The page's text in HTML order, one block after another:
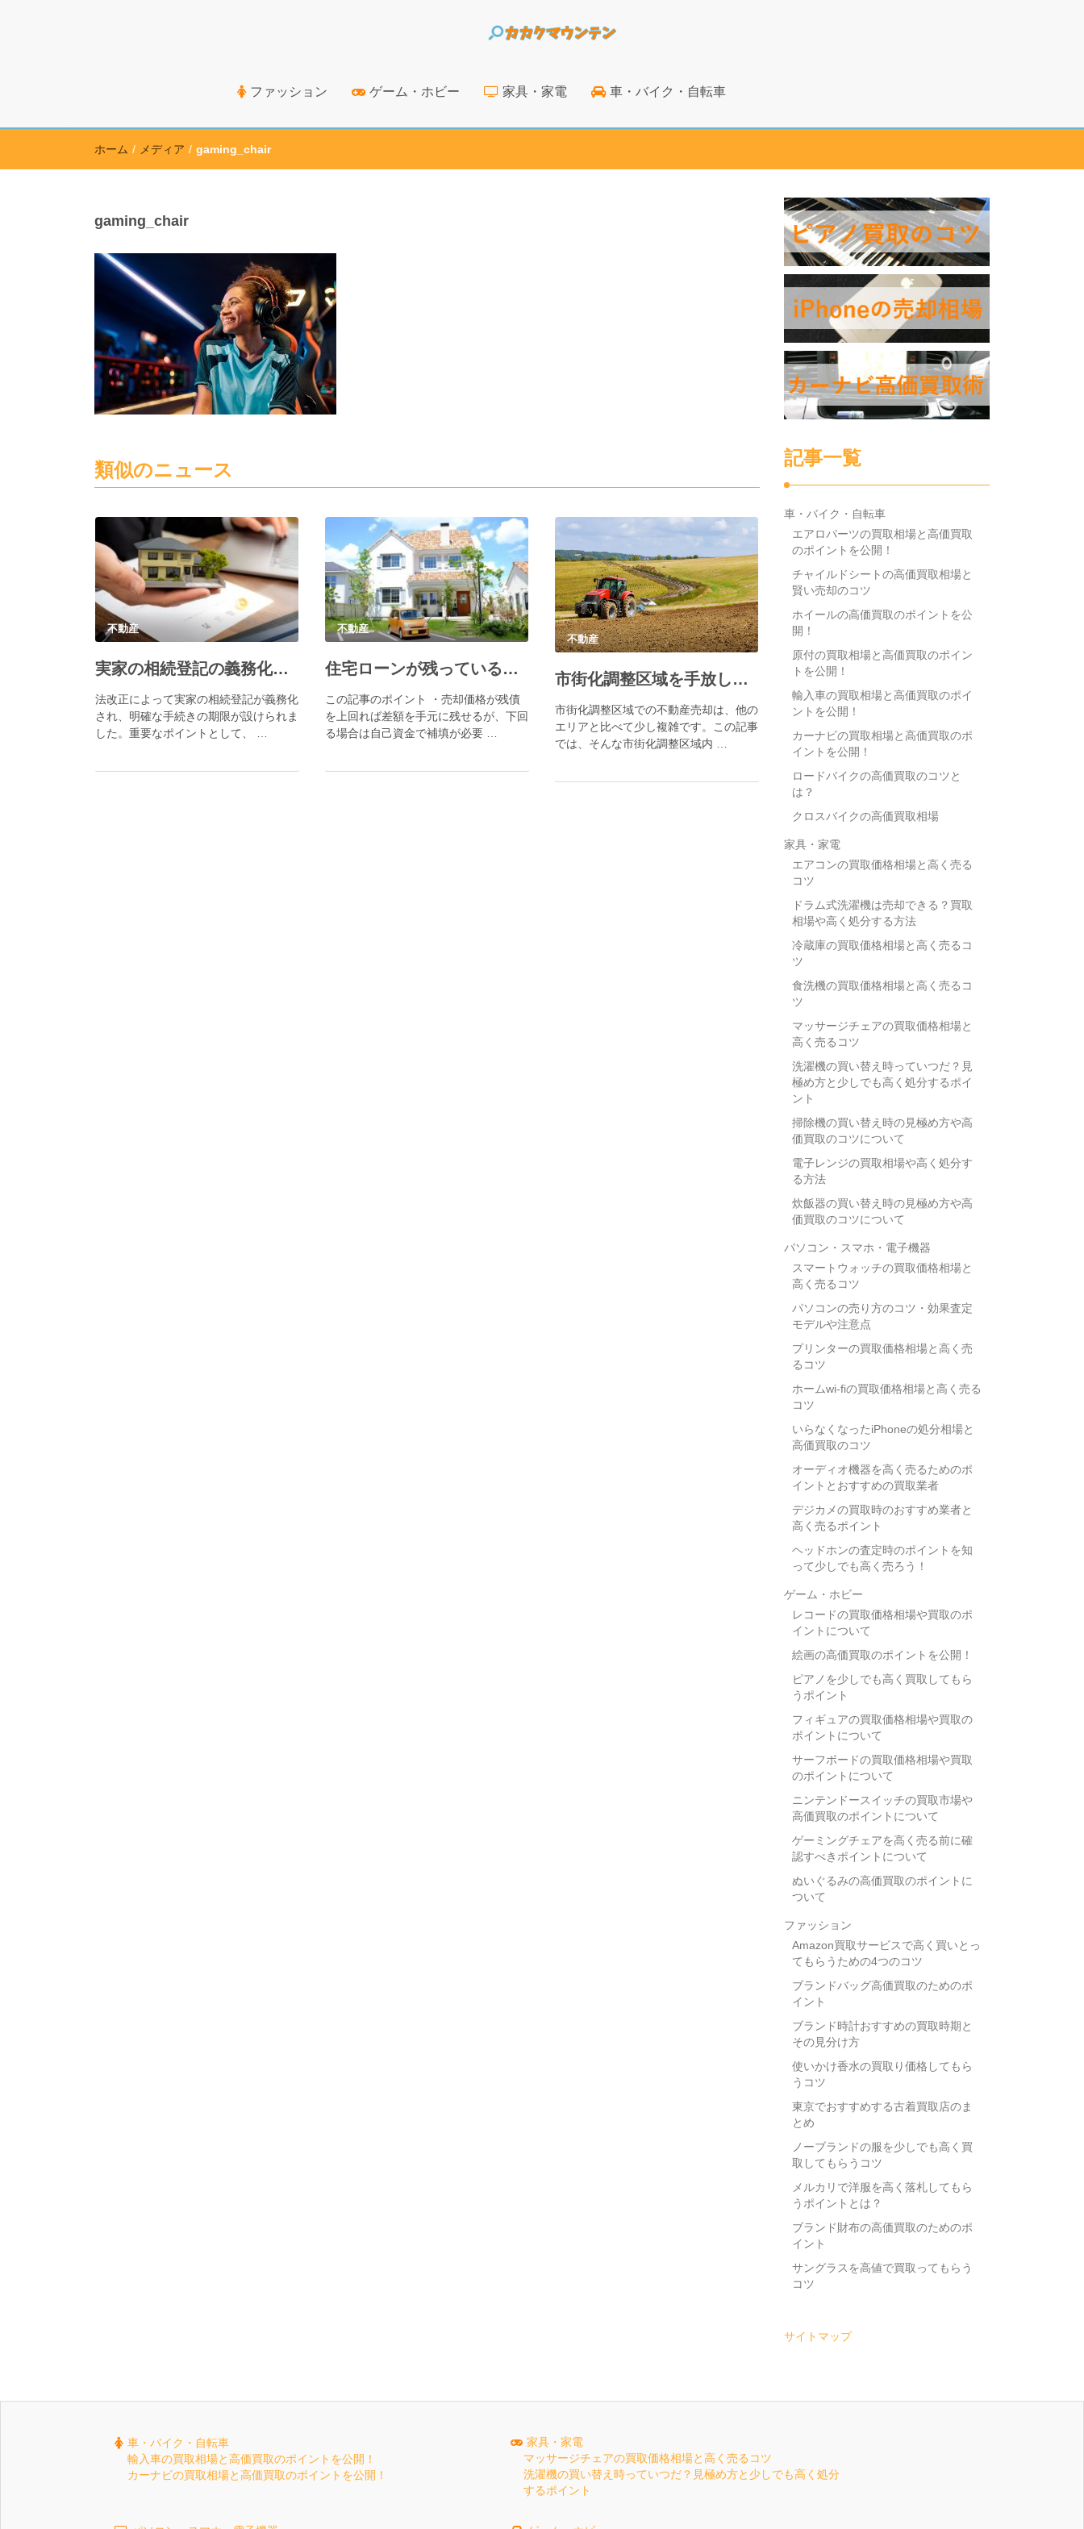
ファッション ゲーム・ホビー 家具・家電 車・バイク・自転車
ホーム / メディア / gaming_chair
gaming_chair
類似のニュース
不動産
実家の相続登記の義務化で必要な手続きとポイント
法改正によって実家の相続登記が義務化
され、明確な手続きの期限が設けられま
した。重要なポイントとして、 …
不動産
住宅ローンが残っている不動産を売却する方法
この記事のポイント ・売却価格が残債
を上回れば差額を手元に残せるが、下回
る場合は自己資金で補填が必要 …
不動産
市街化調整区域を手放したい
市街化調整区域での不動産売却は、他の
エリアと比べて少し複雑です。この記事
では、そんな市街化調整区域内 …
記事一覧
車・バイク・自転車
エアロパーツの買取相場と高価買取
のポイントを公開！
チャイルドシートの高価買取相場と
賢い売却のコツ
ホイールの高価買取のポイントを公
開！
原付の買取相場と高価買取のポイン
トを公開！
輸入車の買取相場と高価買取のポイ
ントを公開！
カーナビの買取相場と高価買取のポ
イントを公開！
ロードバイクの高価買取のコツと
は？
クロスバイクの高価買取相場
家具・家電
エアコンの買取価格相場と高く売る
コツ
ドラム式洗濯機は売却できる？買取
相場や高く処分する方法
冷蔵庫の買取価格相場と高く売るコ
ツ
食洗機の買取価格相場と高く売るコ
ツ
マッサージチェアの買取価格相場と
高く売るコツ
洗濯機の買い替え時っていつだ？見
極め方と少しでも高く処分するポイ
ント
掃除機の買い替え時の見極め方や高
価買取のコツについて
電子レンジの買取相場や高く処分す
る方法
炊飯器の買い替え時の見極め方や高
価買取のコツについて
パソコン・スマホ・電子機器
スマートウォッチの買取価格相場と
高く売るコツ
パソコンの売り方のコツ・効果査定
モデルや注意点
プリンターの買取価格相場と高く売
るコツ
ホームwi-fiの買取価格相場と高く売る
コツ
いらなくなったiPhoneの処分相場と
高価買取のコツ
オーディオ機器を高く売るためのポ
イントとおすすめの買取業者
デジカメの買取時のおすすめ業者と
高く売るポイント
ヘッドホンの査定時のポイントを知
って少しでも高く売ろう！
ゲーム・ホビー
レコードの買取価格相場や買取のポ
イントについて
絵画の高価買取のポイントを公開！
ピアノを少しでも高く買取してもら
うポイント
フィギュアの買取価格相場や買取の
ポイントについて
サーフボードの買取価格相場や買取
のポイントについて
ニンテンドースイッチの買取市場や
高価買取のポイントについて
ゲーミングチェアを高く売る前に確
認すべきポイントについて
ぬいぐるみの高価買取のポイントに
ついて
ファッション
Amazon買取サービスで高く買いとっ
てもらうための4つのコツ
ブランドバッグ高価買取のためのポ
イント
ブランド時計おすすめの買取時期と
その見分け方
使いかけ香水の買取り価格してもら
うコツ
東京でおすすめする古着買取店のま
とめ
ノーブランドの服を少しでも高く買
取してもらうコツ
メルカリで洋服を高く落札してもら
うポイントとは？
ブランド財布の高価買取のためのポ
イント
サングラスを高値で買取ってもらう
コツ
サイトマップ
車・バイク・自転車
輸入車の買取相場と高価買取のポイントを公開！
カーナビの買取相場と高価買取のポイントを公開！
家具・家電
マッサージチェアの買取価格相場と高く売るコツ
洗濯機の買い替え時っていつだ？見極め方と少しでも高く処分
するポイント